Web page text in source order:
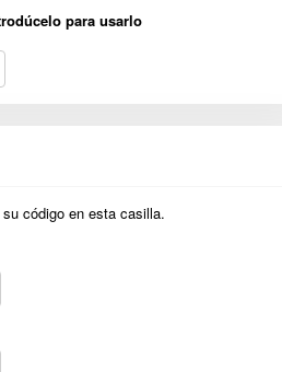
para usarlo
código en esta casilla.